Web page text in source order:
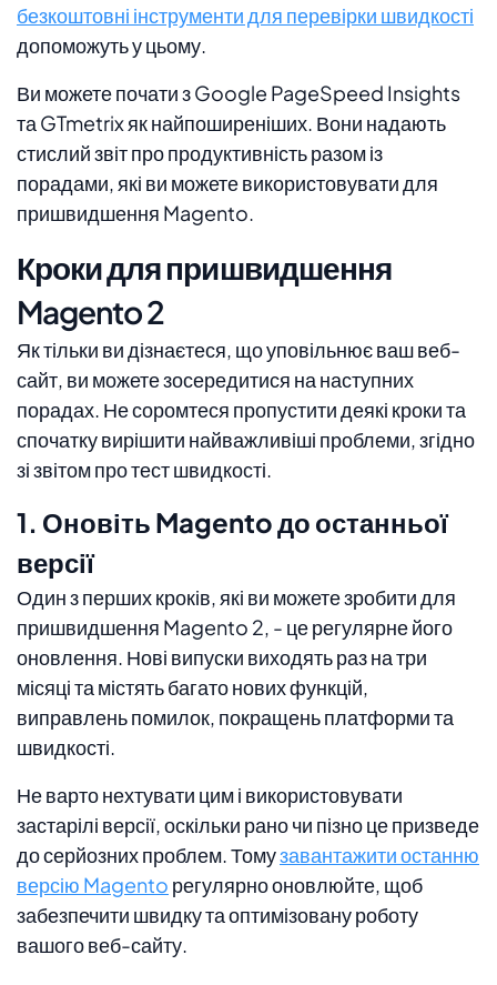
безкоштовні інструменти для перевірки швидкості
допоможуть у цьому.
Ви можете почати з Google PageSpeed ​​Insights
та GTmetrix як найпоширеніших. Вони надають
стислий звіт про продуктивність разом із
порадами, які ви можете використовувати для
пришвидшення Magento.
Кроки для пришвидшення
Magento 2
Як тільки ви дізнаєтеся, що уповільнює ваш веб-
сайт, ви можете зосередитися на наступних
порадах. Не соромтеся пропустити деякі кроки та
спочатку вирішити найважливіші проблеми, згідно
зі звітом про тест швидкості.
1. Оновіть Magento до останньої
версії
Один з перших кроків, які ви можете зробити для
пришвидшення Magento 2, - це регулярне його
оновлення. Нові випуски виходять раз на три
місяці та містять багато нових функцій,
виправлень помилок, покращень платформи та
швидкості.
Не варто нехтувати цим і використовувати
застарілі версії, оскільки рано чи пізно це призведе
до серйозних проблем. Томузавантажити останню
версію Magento регулярно оновлюйте, щоб
забезпечити швидку та оптимізовану роботу
вашого веб-сайту.